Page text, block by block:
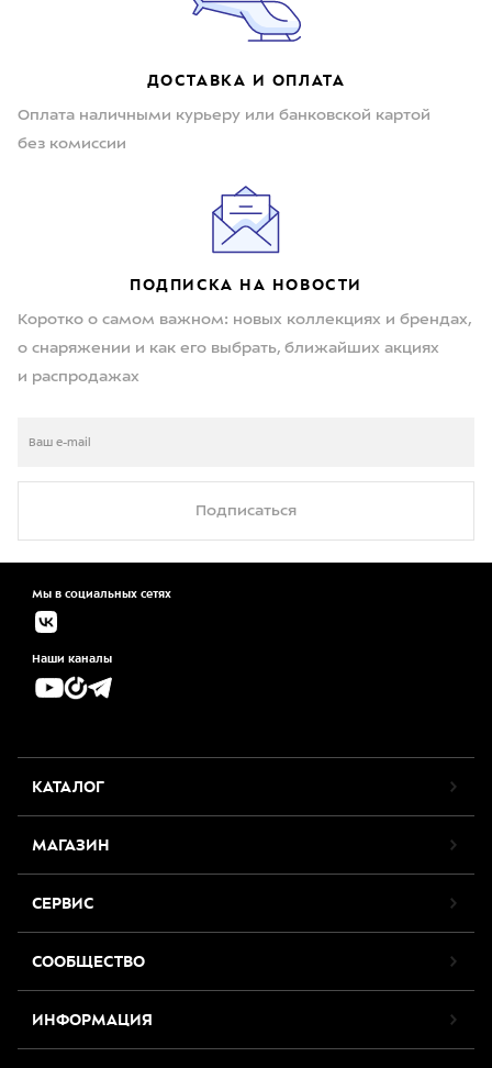
ДОСТАВКА И ОПЛАТА
Оплата наличными курьеру или банковской картой
без комиссии
ПОДПИСКА НА НОВОСТИ
Коротко о самом важном: новых коллекциях и брендах,
о снаряжении и как его выбрать, ближайших акциях
и распродажах
Подписаться
Мы в социальных сетях
Наши каналы
КАТАЛОГ
МАГАЗИН
СЕРВИС
СООБЩЕСТВО
ИНФОРМАЦИЯ